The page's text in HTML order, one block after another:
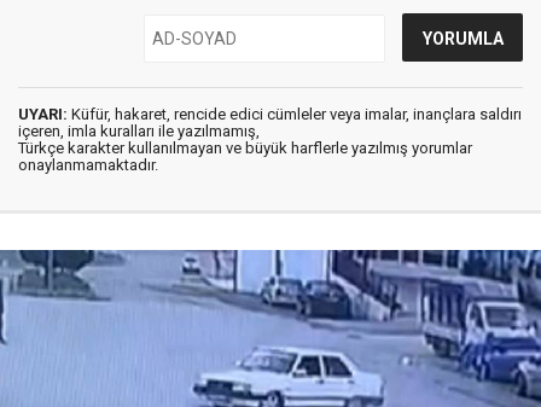
UYARI: Küfür, hakaret, rencide edici cümleler veya imalar, inançlara saldırı
içeren, imla kuralları ile yazılmamış,
Türkçe karakter kullanılmayan ve büyük harflerle yazılmış yorumlar
onaylanmamaktadır.